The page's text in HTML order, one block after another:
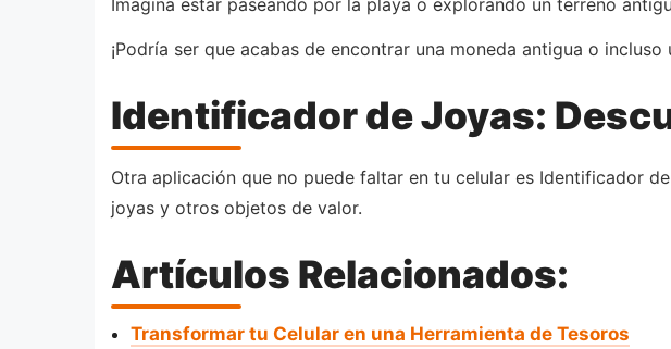
¡Podría ser que acabas de encontrar una moneda antigua o incluso
Identificador de Joyas:
Otra aplicación que no puede faltar en tu celular es Identificador
joyas y otros objetos de valor.
Artículos Relacionados:
Transformar tu Celular en una Herramienta de Tesoros